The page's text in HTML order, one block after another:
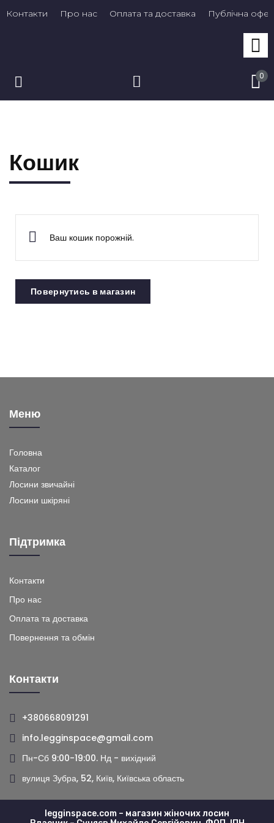
Контакти Про нас Оплата та доставка Публічна
0
Кошик
Ваш кошик порожній.
Повернутись в магазин
Меню
Головна
Каталог
Лосини звичайні
Лосини шкіряні
Підтримка
Контакти
Про нас
Оплата та доставка
Повернення та обмін
Контакти
+380668091291
info.legginspace@gmail.com
Пн-Сб 9:00-19:00. Нд - вихідний
вулиця Зубра, 52, Київ, Київська область
legginspace.com – магазин жіночих лосин